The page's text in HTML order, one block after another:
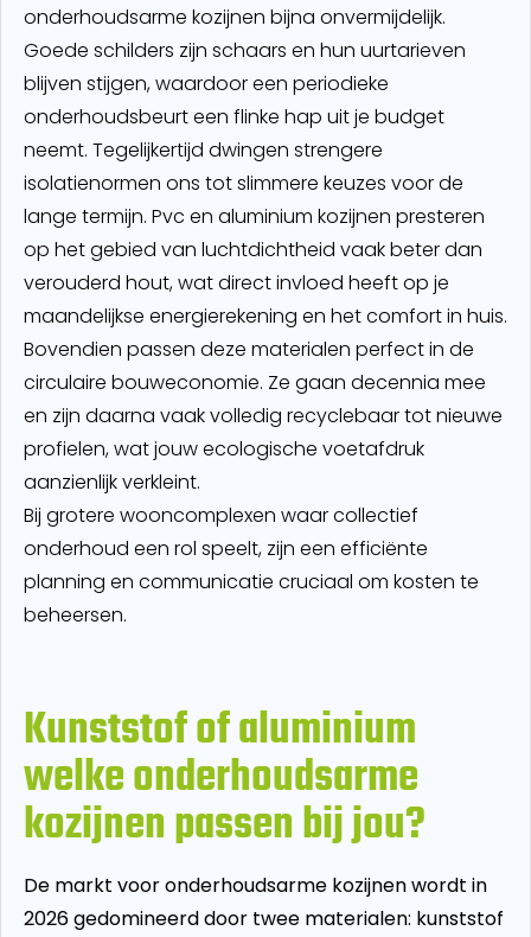
onderhoudsarme kozijnen bijna onvermijdelijk.
Goede schilders zijn schaars en hun uurtarieven
blijven stijgen, waardoor een periodieke
onderhoudsbeurt een flinke hap uit je budget
neemt. Tegelijkertijd dwingen strengere
isolatienormen ons tot slimmere keuzes voor de
lange termijn. Pvc en aluminium kozijnen presteren
op het gebied van luchtdichtheid vaak beter dan
verouderd hout, wat direct invloed heeft op je
maandelijkse energierekening en het comfort in huis.
Bovendien passen deze materialen perfect in de
circulaire bouweconomie. Ze gaan decennia mee
en zijn daarna vaak volledig recyclebaar tot nieuwe
profielen, wat jouw ecologische voetafdruk
aanzienlijk verkleint.
Bij grotere wooncomplexen waar collectief
onderhoud een rol speelt, zijn een efficiënte
planning en communicatie cruciaal om kosten te
beheersen.
Kunststof of aluminium
welke onderhoudsarme
kozijnen passen bij jou?
De markt voor onderhoudsarme kozijnen wordt in
2026 gedomineerd door twee materialen: kunststof